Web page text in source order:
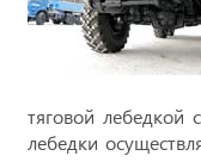
тяговой лебедкой
лебедки